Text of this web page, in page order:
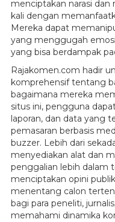
menciptakan narasi
kali dengan
Mereka dapat
yang menggugah
yang bisa berdampak
Rajakomen.com hadir
komprehensif tentang
bagaimana mereka
situs ini, pengguna
laporan, dan data yang
pemasaran berbasis
buzzer. Lebih dari
menyediakan alat dan
penggalian lebih dalam
menciptakan opini
menentang calon
bagi para peneliti,
memahami dinamika